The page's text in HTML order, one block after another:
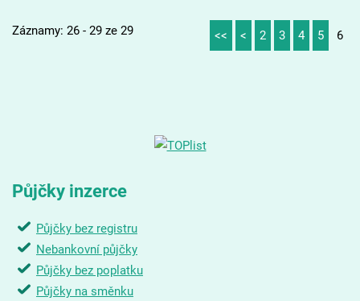
Záznamy: 26 - 29 ze 29 << < 2 3 4 5 6
Půjčky inzerce
Půjčky bez registru
Nebankovní půjčky
Půjčky bez poplatku
Půjčky na směnku